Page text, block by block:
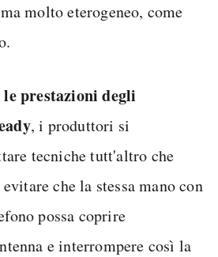
molto eterogeneo, come
prestazioni degli
, i produttori si
tecniche tutt'altro che
che la stessa mano con
possa coprire
e interrompere così la